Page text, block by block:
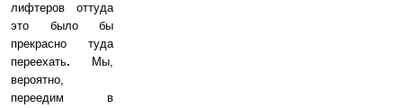
лифтеров оттуда
это было бы
прекрасно туда
переехать. Мы,
вероятно,
переедим в